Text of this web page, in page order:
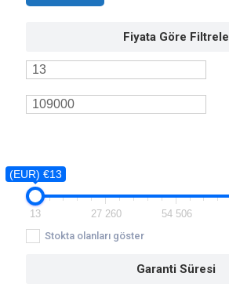
Fiyata Göre Filtrele
(EUR) €13
13 27 260 54 506
Stokta olanları göster
Garanti Süresi